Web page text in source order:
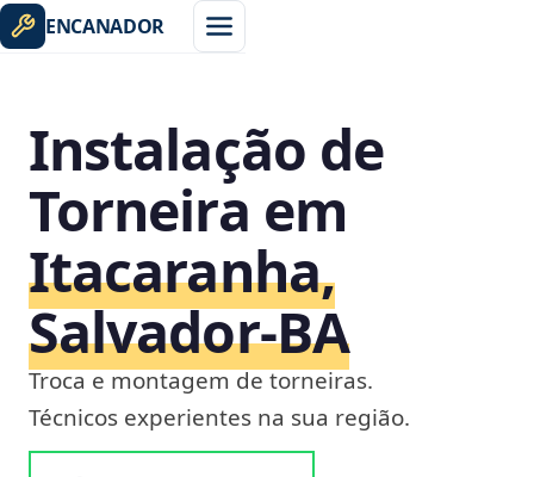
ENCANADOR
Instalação de
Torneira em
Itacaranha,
Salvador‑BA
Troca e montagem de torneiras.
Técnicos experientes na sua região.